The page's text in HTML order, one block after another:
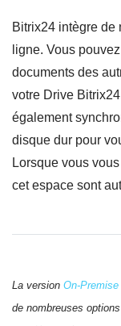
Bitrix24 intègre de
ligne. Vous
documents des
votre Drive
également
disque dur pour
Lorsque vous
cet espace sont
La version On-Premise
de nombreuses